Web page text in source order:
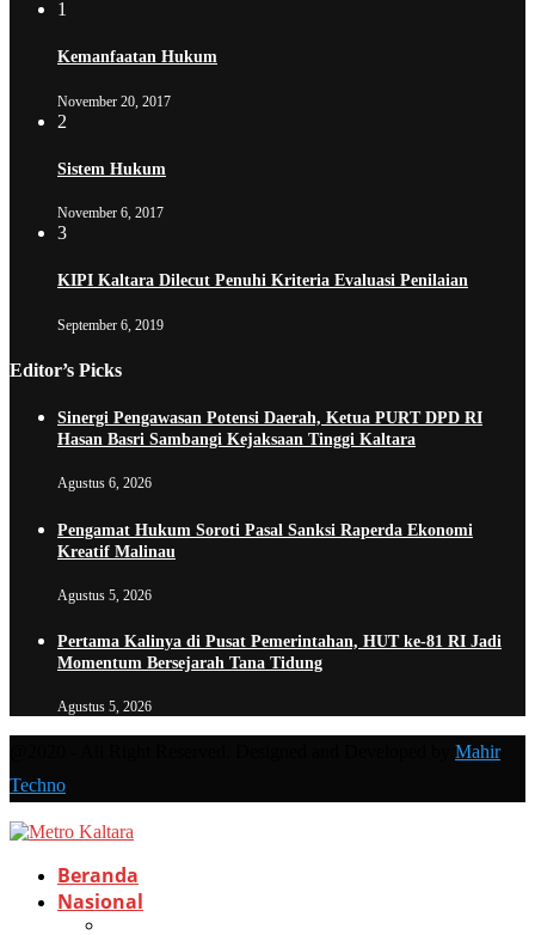
1
Kemanfaatan Hukum
November 20, 2017
2
Sistem Hukum
November 6, 2017
3
KIPI Kaltara Dilecut Penuhi Kriteria Evaluasi Penilaian
September 6, 2019
Editor’s Picks
Sinergi Pengawasan Potensi Daerah, Ketua PURT DPD RI
Hasan Basri Sambangi Kejaksaan Tinggi Kaltara
Agustus 6, 2026
Pengamat Hukum Soroti Pasal Sanksi Raperda Ekonomi
Kreatif Malinau
Agustus 5, 2026
Pertama Kalinya di Pusat Pemerintahan, HUT ke-81 RI Jadi
Momentum Bersejarah Tana Tidung
Agustus 5, 2026
Mahir
Techno
Beranda
Nasional